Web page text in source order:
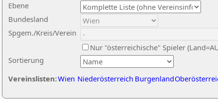
Ebene
Sortierung
Bundesland
Spgem./Kreis/Verein
Nur "österreichische" Spieler
Vereinslisten:Wien Niederösterreich Burgenland